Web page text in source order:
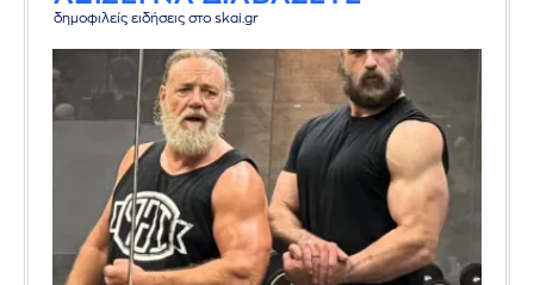
δημοφιλείς ειδήσεις στο skai.gr